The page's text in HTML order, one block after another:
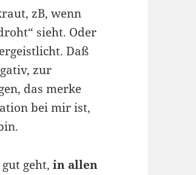
zB, wenn
sieht. Oder
Daß
zur
das merke
bei mir ist,
gut geht,in allen